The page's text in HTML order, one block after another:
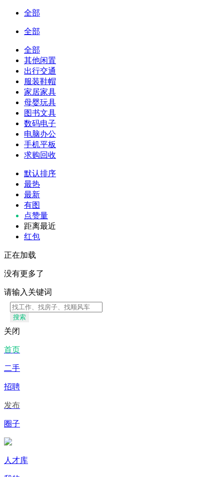
全部
全部
全部
其他闲置
出行交通
服装鞋帽
家居家具
母婴玩具
图书文具
数码电子
电脑办公
手机平板
求购回收
默认排序
最热
最新
有图
点赞量
距离最近
红包
正在加载
没有更多了
请输入关键词
搜索
关闭
首页
二手
招聘
发布
圈子
人才库